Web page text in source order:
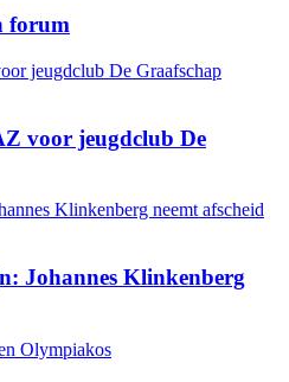
forum
voor jeugdclub De
Johannes Klinkenberg